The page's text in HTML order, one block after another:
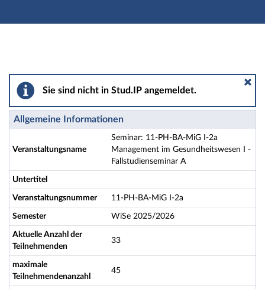
Hauptnavigation
Seminar: 11-PH-BA-MiG I-2a Management im
Sie sind nicht in Stud.IP angemeldet.
Allgemeine Informationen
Veranstaltungsname
Seminar: 11-PH-BA-MiG I-2a
Management im Gesundheitswesen I -
Fallstudienseminar A
Untertitel
Veranstaltungsnummer 11-PH-BA-MiG I-2a
Semester WiSe 2025/2026
Aktuelle Anzahl der
Teilnehmenden
33
maximale
Teilnehmendenanzahl
45